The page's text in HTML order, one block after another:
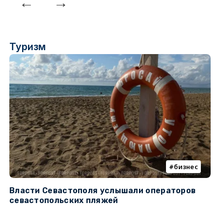
Туризм
бизнес
Власти Севастополя услышали операторов
севастопольских пляжей